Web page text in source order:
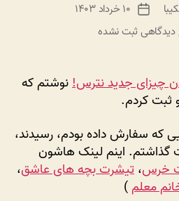
تاریخ
نوشته
۱۰ خرداد ۱۴۰۳
برای
خرید
آنلاین
عمده
ثبت نشده
چیزای جدید نترس!نوشتم که
ثبت کردم.
که سفارش داده بودم، رسیدند،
اینم لینک هاشون
خرس، تیشرت بچه های عاشق،
معلم )